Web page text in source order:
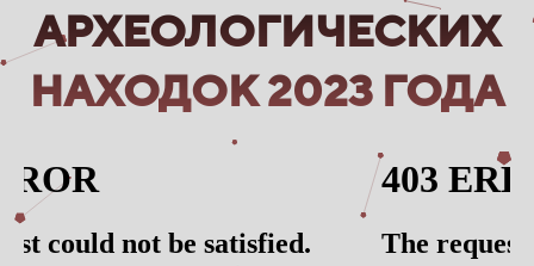
АРХЕОЛОГИЧЕСКИХ
НАХОДОК 2023 ГОДА